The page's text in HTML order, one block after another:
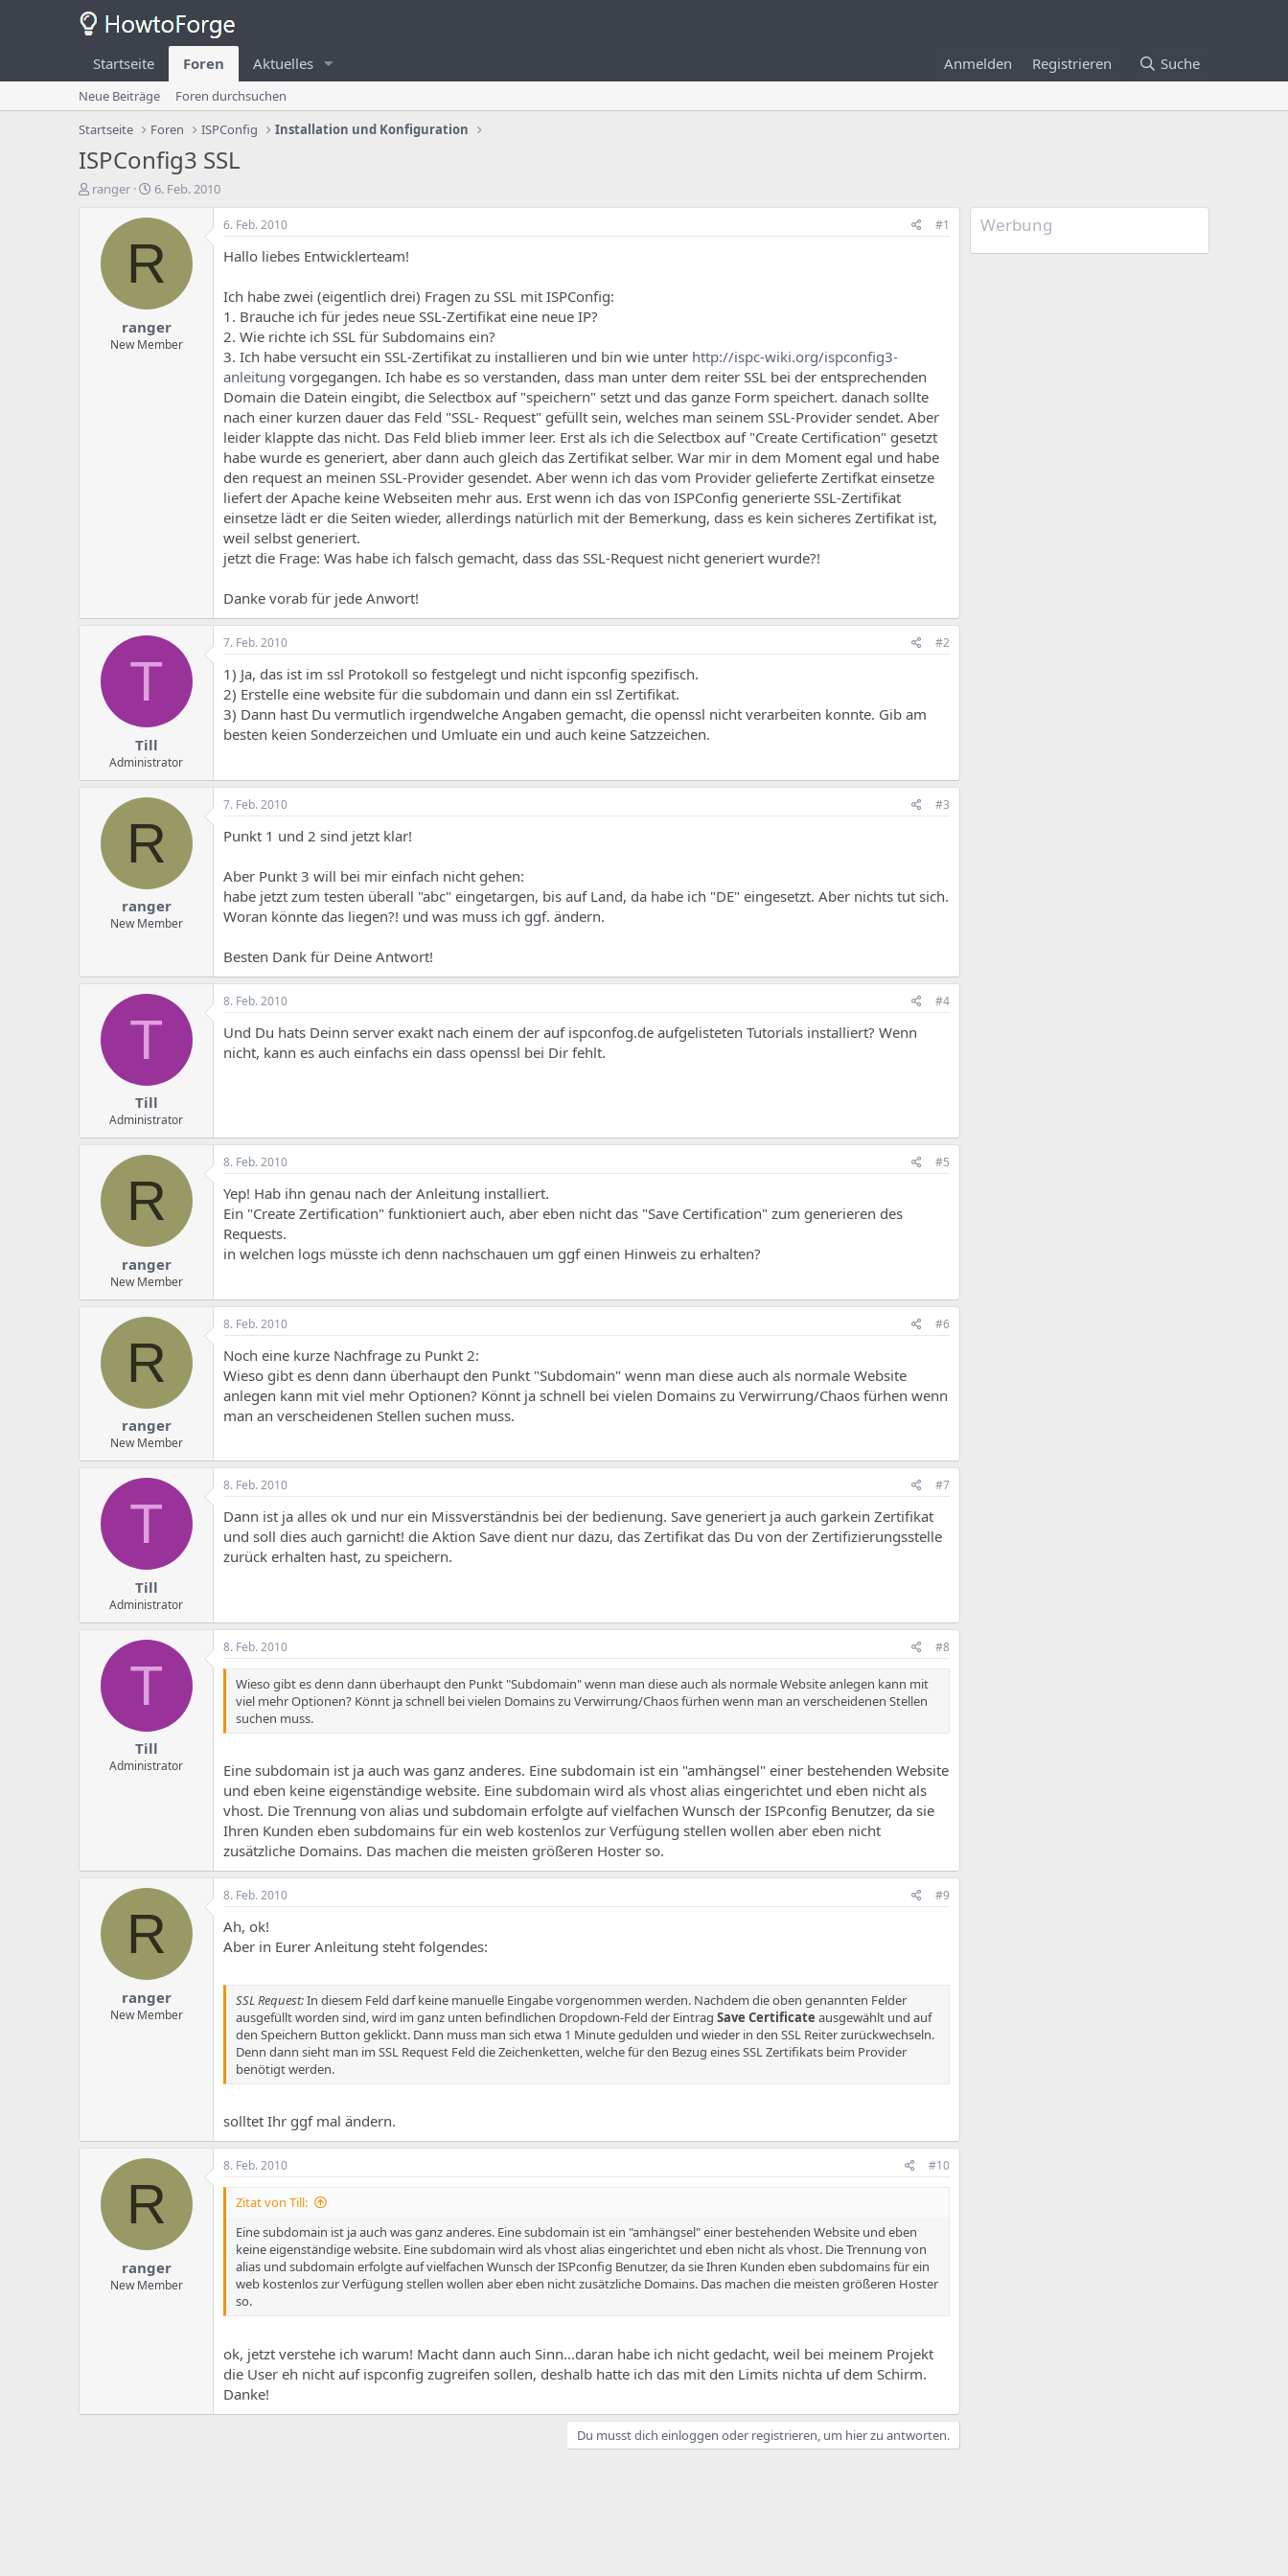
Startseite Foren Aktuelles Anmelden Registrieren Suche
Neue Beiträge
Foren durchsuchen
Startseite
Foren ISPConfig Installation und Konfiguration
ISPConfig3 SSL
E
ranger
E
s
e
l
u
n
g
6. Feb. 2010
R
ranger
New Member
6. Feb. 2010 #1
Hallo liebes Entwicklerteam!
Ich habe zwei (eigentlich drei) Fragen zu SSL mit ISPConfig:
1. Brauche ich für jedes neue SSL-Zertifikat eine neue IP?
2. Wie richte ich SSL für Subdomains ein?
3. Ich habe versucht ein SSL-Zertifikat zu installieren und bin wie unter http://ispc-wiki.org/ispconfig3-
anleitung vorgegangen. Ich habe es so verstanden, dass man unter dem reiter SSL bei der entsprechenden
Domain die Datein eingibt, die Selectbox auf "speichern" setzt und das ganze Form speichert. danach sollte
nach einer kurzen dauer das Feld "SSL- Request" gefüllt sein, welches man seinem SSL-Provider sendet. Aber
leider klappte das nicht. Das Feld blieb immer leer. Erst als ich die Selectbox auf "Create Certification" gesetzt
habe wurde es generiert, aber dann auch gleich das Zertifikat selber. War mir in dem Moment egal und habe
den request an meinen SSL-Provider gesendet. Aber wenn ich das vom Provider gelieferte Zertifkat einsetze
liefert der Apache keine Webseiten mehr aus. Erst wenn ich das von ISPConfig generierte SSL-Zertifikat
einsetze lädt er die Seiten wieder, allerdings natürlich mit der Bemerkung, dass es kein sicheres Zertifikat ist,
weil selbst generiert.
jetzt die Frage: Was habe ich falsch gemacht, dass das SSL-Request nicht generiert wurde?!
Danke vorab für jede Anwort!
T
Till
Administrator
7. Feb. 2010 #2
1) Ja, das ist im ssl Protokoll so festgelegt und nicht ispconfig spezifisch.
2) Erstelle eine website für die subdomain und dann ein ssl Zertifikat.
3) Dann hast Du vermutlich irgendwelche Angaben gemacht, die openssl nicht verarbeiten konnte. Gib am
besten keien Sonderzeichen und Umluate ein und auch keine Satzzeichen.
R
ranger
New Member
7. Feb. 2010 #3
Punkt 1 und 2 sind jetzt klar!
Aber Punkt 3 will bei mir einfach nicht gehen:
habe jetzt zum testen überall "abc" eingetargen, bis auf Land, da habe ich "DE" eingesetzt. Aber nichts tut sich.
Woran könnte das liegen?! und was muss ich ggf. ändern.
Besten Dank für Deine Antwort!
T
Till
Administrator
8. Feb. 2010 #4
Und Du hats Deinn server exakt nach einem der auf ispconfog.de aufgelisteten Tutorials installiert? Wenn
nicht, kann es auch einfachs ein dass openssl bei Dir fehlt.
R
ranger
New Member
8. Feb. 2010 #5
Yep! Hab ihn genau nach der Anleitung installiert.
Ein "Create Zertification" funktioniert auch, aber eben nicht das "Save Certification" zum generieren des
Requests.
in welchen logs müsste ich denn nachschauen um ggf einen Hinweis zu erhalten?
R
ranger
New Member
8. Feb. 2010 #6
Noch eine kurze Nachfrage zu Punkt 2:
Wieso gibt es denn dann überhaupt den Punkt "Subdomain" wenn man diese auch als normale Website
anlegen kann mit viel mehr Optionen? Könnt ja schnell bei vielen Domains zu Verwirrung/Chaos fürhen wenn
man an verscheidenen Stellen suchen muss.
T
Till
Administrator
8. Feb. 2010 #7
Dann ist ja alles ok und nur ein Missverständnis bei der bedienung. Save generiert ja auch garkein Zertifikat
und soll dies auch garnicht! die Aktion Save dient nur dazu, das Zertifikat das Du von der Zertifizierungsstelle
zurück erhalten hast, zu speichern.
T
Till
Administrator
8. Feb. 2010 #8
Wieso gibt es denn dann überhaupt den Punkt "Subdomain" wenn man diese auch als normale Website anlegen kann mit
viel mehr Optionen? Könnt ja schnell bei vielen Domains zu Verwirrung/Chaos fürhen wenn man an verscheidenen Stellen
suchen muss.
Eine subdomain ist ja auch was ganz anderes. Eine subdomain ist ein "amhängsel" einer bestehenden Website
und eben keine eigenständige website. Eine subdomain wird als vhost alias eingerichtet und eben nicht als
vhost. Die Trennung von alias und subdomain erfolgte auf vielfachen Wunsch der ISPconfig Benutzer, da sie
Ihren Kunden eben subdomains für ein web kostenlos zur Verfügung stellen wollen aber eben nicht
zusätzliche Domains. Das machen die meisten größeren Hoster so.
R
ranger
New Member
8. Feb. 2010 #9
Ah, ok!
Aber in Eurer Anleitung steht folgendes:
SSL Request:In diesem Feld darf keine manuelle Eingabe vorgenommen werden. Nachdem die oben genannten Felder
ausgefüllt worden sind, wird im ganz unten befindlichen Dropdown-Feld der Eintrag Save Certificate ausgewählt und auf
den Speichern Button geklickt. Dann muss man sich etwa 1 Minute gedulden und wieder in den SSL Reiter zurückwechseln.
Denn dann sieht man im SSL Request Feld die Zeichenketten, welche für den Bezug eines SSL Zertifikats beim Provider
benötigt werden.
solltet Ihr ggf mal ändern.
R
ranger
New Member
8. Feb. 2010 #10
Zitat von Till:
Eine subdomain ist ja auch was ganz anderes. Eine subdomain ist ein "amhängsel" einer bestehenden Website und eben
keine eigenständige website. Eine subdomain wird als vhost alias eingerichtet und eben nicht als vhost. Die Trennung von
alias und subdomain erfolgte auf vielfachen Wunsch der ISPconfig Benutzer, da sie Ihren Kunden eben subdomains für ein
web kostenlos zur Verfügung stellen wollen aber eben nicht zusätzliche Domains. Das machen die meisten größeren Hoster
so.
ok, jetzt verstehe ich warum! Macht dann auch Sinn...daran habe ich nicht gedacht, weil bei meinem Projekt
die User eh nicht auf ispconfig zugreifen sollen, deshalb hatte ich das mit den Limits nichta uf dem Schirm.
Danke!
Du musst dich einloggen oder registrieren, um hier zu antworten.
Werbung